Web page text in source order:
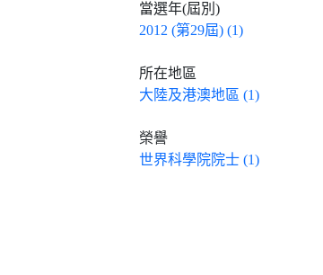
當選年(屆別)
2012 (第29屆) (1)
所在地區
大陸及港澳地區 (1)
榮譽
世界科學院院士 (1)